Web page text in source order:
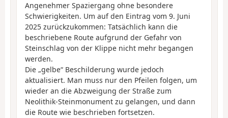
Angenehmer Spaziergang ohne besondere
Schwierigkeiten. Um auf den Eintrag vom 9. Juni
2025 zurückzukommen: Tatsächlich kann die
beschriebene Route aufgrund der Gefahr von
Steinschlag von der Klippe nicht mehr begangen
werden.
Die „gelbe“ Beschilderung wurde jedoch
aktualisiert. Man muss nur den Pfeilen folgen, um
wieder an die Abzweigung der Straße zum
Neolithik-Steinmonument zu gelangen, und dann
die Route wie beschrieben fortsetzen.